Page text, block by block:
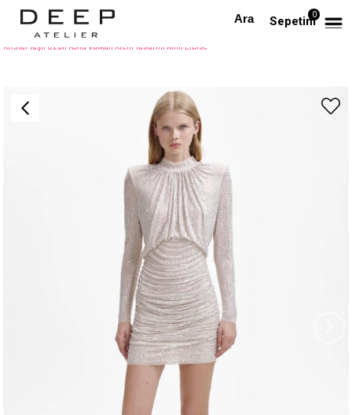
Sepetim0
Anasayfa TÜM ELBİSELER
Kristal Taşlı Uzun Kollu Vatkalı Krem Tasarım Mini Elbise